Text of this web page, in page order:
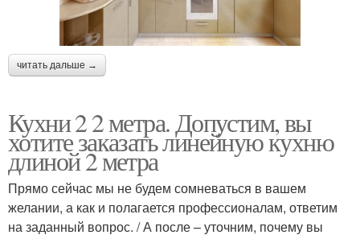
читать дальше →
Кухни 2 2 метра. Допустим, вы
хотите заказать линейную кухню
длиной 2 метра
Прямо сейчас мы не будем сомневаться в вашем
желании, а как и полагается профессионалам, ответим
на заданный вопрос. / А после – уточним, почему вы